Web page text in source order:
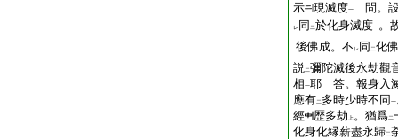
示
現滅度一 問。
レ 同 二於化身滅度一。
後佛成。不 レ 同 二化
説二彌陀滅後永劫觀
相一耶 答。報身入
應有二 多時少時不同 一
經
歴多劫 上 。猶爲二
化身化縁薪盡永歸二